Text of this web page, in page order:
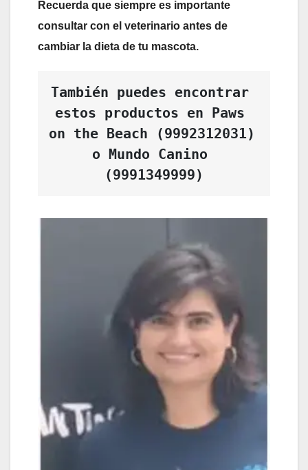
Recuerda que siempre es importante
consultar con el veterinario antes de
cambiar la dieta de tu mascota.
También puedes encontrar
estos productos en Paws
on the Beach (9992312031)
o Mundo Canino
(9991349999)